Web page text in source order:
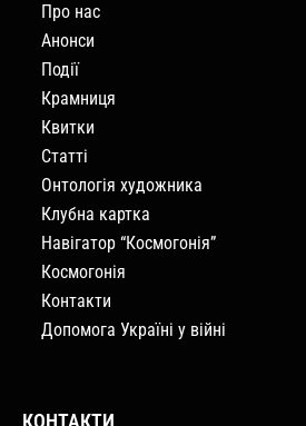
Про нас
Анонси
Події
Крамниця
Квитки
Статті
Онтологія художника
Клубна картка
Навігатор “Космогонія”
Космогонія
Контакти
Допомога Україні у війні